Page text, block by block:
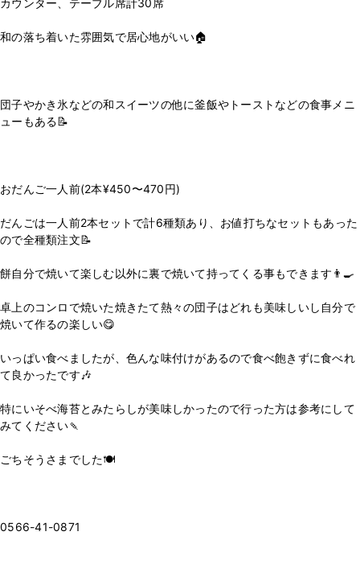
カウンター、テーブル席計30席
和の落ち着いた雰囲気で居心地がいい🏠
団子やかき氷などの和スイーツの他に釜飯やトーストなどの食事メニ
ューもある📝
おだんご一人前(2本¥450〜470円)
だんごは一人前2本セットで計6種類あり、お値打ちなセットもあった
ので全種類注文📝
餅自分で焼いて楽しむ以外に裏で焼いて持ってくる事もできます👨‍🍳
卓上のコンロで焼いた焼きたて熱々の団子はどれも美味しいし自分で
焼いて作るの楽しい😋
いっぱい食べましたが、色んな味付けがあるので食べ飽きずに食べれ
て良かったです🎶
特にいそべ海苔とみたらしが美味しかったので行った方は参考にして
みてください🍡
ごちそうさまでした🍽
0566-41-0871